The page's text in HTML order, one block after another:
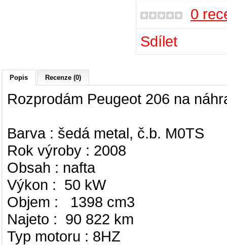
0
Sdílet
Popis Recenze (0)
Rozprodám Peugeot 206 na
Barva : šedá metal, č.b. M0TS
Rok výroby : 2008
Obsah : nafta
Výkon : 50 kW
Objem : 1398 cm3
Najeto : 90 822 km
Typ motoru : 8HZ